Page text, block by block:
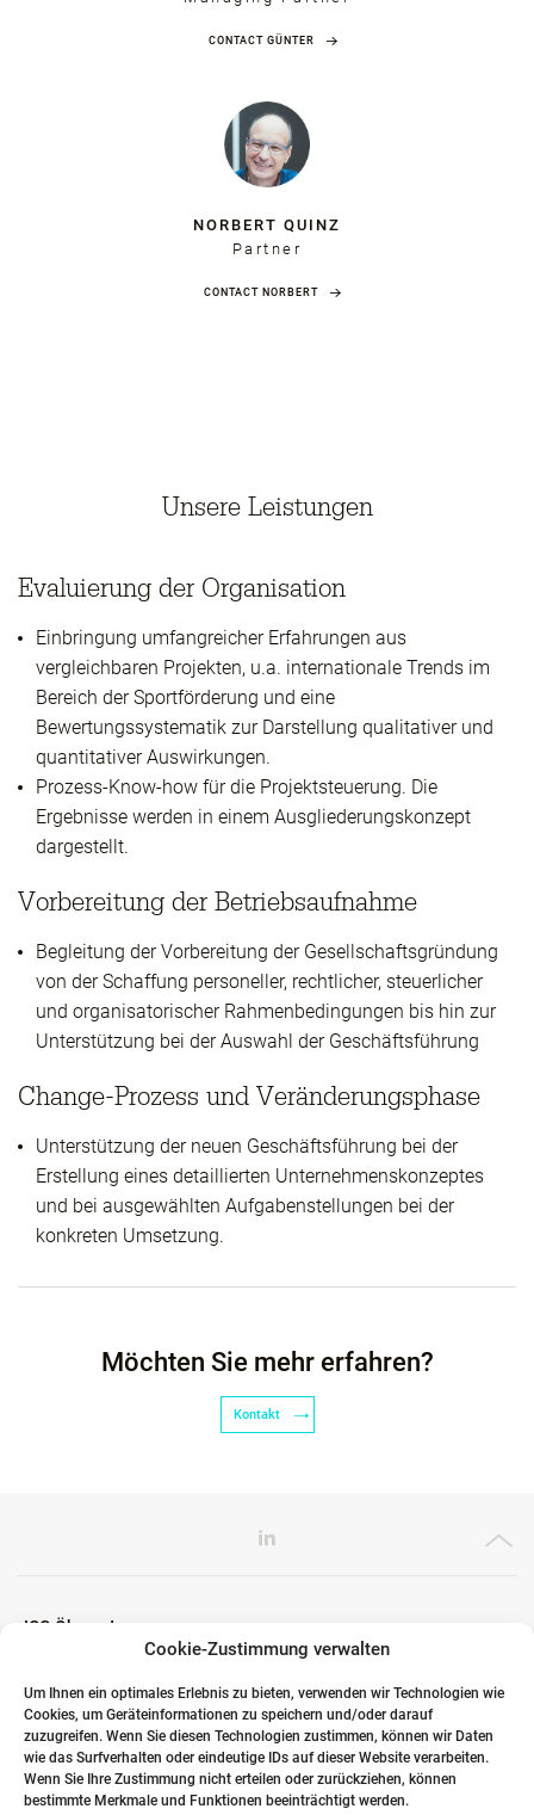
Cookie-Zustimmung verwalten
Um Ihnen ein optimales Erlebnis zu bieten, verwenden wir Technologien wie
Cookies, um Geräteinformationen zu speichern und/oder darauf
zuzugreifen. Wenn Sie diesen Technologien zustimmen, können wir Daten
wie das Surfverhalten oder eindeutige IDs auf dieser Website verarbeiten.
Wenn Sie Ihre Zustimmung nicht erteilen oder zurückziehen, können
bestimmte Merkmale und Funktionen beeinträchtigt werden.
CONTACT GÜNTER
NORBERT QUINZ
Partner
CONTACT NORBERT
Unsere Leistungen
Evaluierung der Organisation
Einbringung umfangreicher Erfahrungen aus
vergleichbaren Projekten, u.a. internationale Trends im
Bereich der Sportförderung und eine
Bewertungssystematik zur Darstellung qualitativer und
quantitativer Auswirkungen.
Prozess-Know-how für die Projektsteuerung. Die
Ergebnisse werden in einem Ausgliederungskonzept
dargestellt.
Vorbereitung der Betriebsaufnahme
Begleitung der Vorbereitung der Gesellschaftsgründung
von der Schaffung personeller, rechtlicher, steuerlicher
und organisatorischer Rahmenbedingungen bis hin zur
Unterstützung bei der Auswahl der Geschäftsführung
Change-Prozess und Veränderungsphase
Unterstützung der neuen Geschäftsführung bei der
Erstellung eines detaillierten Unternehmenskonzeptes
und bei ausgewählten Aufgabenstellungen bei der
konkreten Umsetzung.
Möchten Sie mehr erfahren?
Kontakt
ICG Ökosystem
Globale Partner